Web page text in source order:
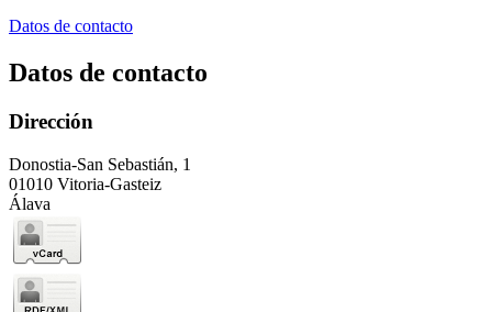
Datos de contacto
Datos de contacto
Dirección
Donostia-San Sebastián, 1
01010 Vitoria-Gasteiz
Álava